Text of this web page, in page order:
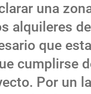
una
alquileres
que
cumplirse
Por un